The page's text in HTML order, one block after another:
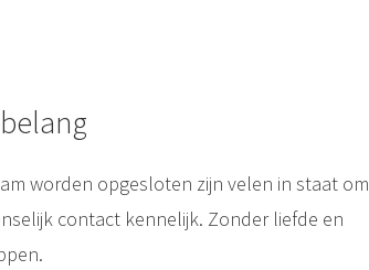
worden opgesloten zijn velen in staat om
contact kennelijk. Zonder liefde en